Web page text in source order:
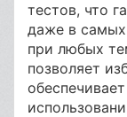
тестов, что
даже в
при любых
позволяет